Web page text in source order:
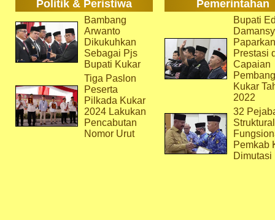
Politik & Peristiwa Pemerintahan
Bambang
Arwanto
Dikukuhkan
Sebagai Pjs
Bupati Kukar
Tiga Paslon
Peserta
Pilkada Kukar
2024 Lakukan
Pencabutan
Nomor Urut
Bupati
Paparkan
Prestasi
Capaian
Kukar
2022
32
Pemkab
Dimutasi